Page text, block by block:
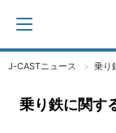
J-CASTニュース 乗り
乗り鉄に関す